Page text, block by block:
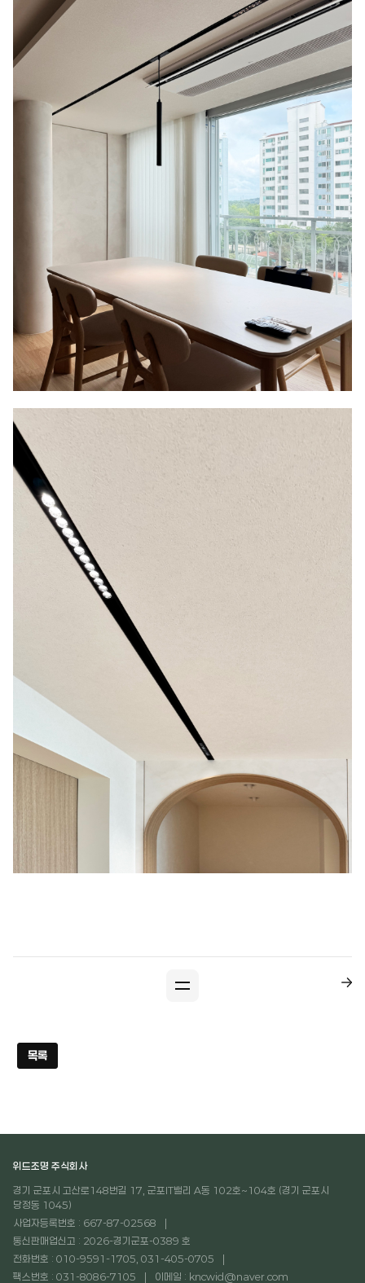
목록
위드조명 주식회사
경기 군포시 고산로148번길 17, 군포IT밸리 A동 102호~104호 (경기 군포시
당정동 1045)
사업자등록번호 : 667-87-02568
통신판매업신고 : 2026-경기군포-0389 호
전화번호 : 010-9591-1705, 031-405-0705
팩스번호 : 031-8086-7105
이메일 : kncwid@naver.com